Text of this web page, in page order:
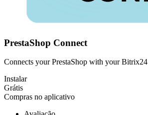
PrestaShop Connect
Connects your PrestaShop with your Bitrix24
Instalar
Grátis
Compras no aplicativo